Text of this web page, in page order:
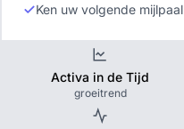
Ken uw volgende mijlpaal
Activa in de Tijd
groeitrend